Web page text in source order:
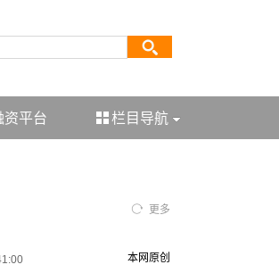
资平台 栏目导航
更多
本网原创